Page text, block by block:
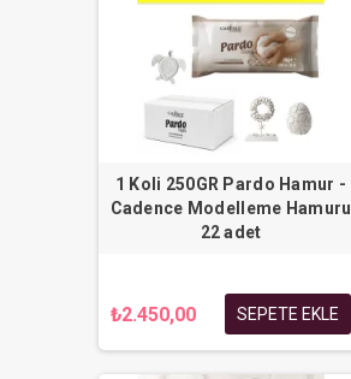
1 Koli 250GR Pardo Hamur -
Cadence Modelleme Hamuru
22 adet
₺2.450,00 SEPETE EKLE